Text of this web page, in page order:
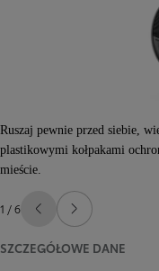
Ruszaj pewnie przed siebie,
plastikowymi kołpakami
mieście.
1 / 6 PoprzedniNastępny
SZCZEGÓŁOWE DANE